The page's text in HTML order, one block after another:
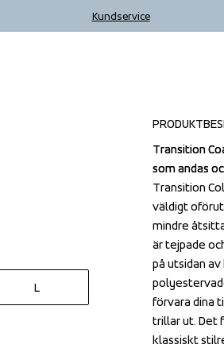
Kundservice
L
Transition
som andas
Transition
väldigt
mindre
är tejpade
på utsidan
förvara dina
trillar ut. Det
klassiskt
Transition
som andas
Transition
väldigt
mindre
är tejpade
på utsidan
förvara dina
trillar ut. Det
klassiskt